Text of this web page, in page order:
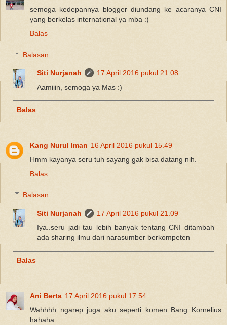
semoga kedepannya blogger diundang ke acaranya CNI
yang berkelas international ya mba :)
Balas
Balasan
Siti Nurjanah
17 April 2016 pukul 21.08
Aamiiin, semoga ya Mas :)
Balas
Kang Nurul Iman 16 April 2016 pukul 15.49
Hmm kayanya seru tuh sayang gak bisa datang nih.
Balas
Balasan
Siti Nurjanah
17 April 2016 pukul 21.09
Iya..seru jadi tau lebih banyak tentang CNI ditambah
ada sharing ilmu dari narasumber berkompeten
Balas
Ani Berta 17 April 2016 pukul 17.54
Wahhhh ngarep juga aku seperti komen Bang Kornelius
hahaha